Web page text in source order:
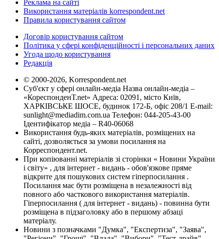
Реклама на сайті
Використання матеріалів korrespondent.net
Правила користування сайтом
Договір користування сайтом
Політика у сфері конфіденційності і персональних даних
Угода щодо користування
Редакція
© 2000-2026, Korrespondent.net
Суб'єкт у сфері онлайн-медіа Назва онлайн-медіа –
«КореспонденТ.net» Адреса: 02091, місто Київ,
ХАРКІВСЬКЕ ШОСЕ, будинок 172-Б, офіс 208/1 E-mail:
sunlight@mediadim.com.ua Телефон: 044-205-43-00
Ідентифікатор медіа – R40-06068
Використання будь-яких матеріалів, розміщених на
сайті, дозволяється за умови посилання на
Корреспондент.net.
При копіюванні матеріалів зі сторінки « Новини України
і світу» , для інтернет - видань - обов'язкове пряме
відкрите для пошукових систем гіперпосилання .
Посилання має бути розміщена в незалежності від
повного або часткового використання матеріалів.
Гіперпосилання ( для інтернет - видань) - повинна бути
розміщена в підзаголовку або в першому абзаці
матеріалу.
Новини з позначками "Думка", "Експертиза", "Заява",